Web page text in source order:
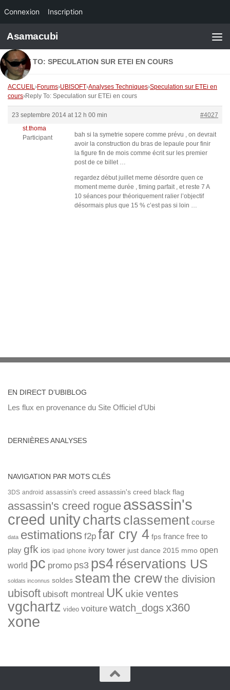
Connexion Inscription
Skip to content
Asamacubi
REPLY TO: SPECULATION SUR ETEI EN COURS
ACCUEIL›Forums›UBISOFT›Analyses Techniques›Speculation sur ETEi en
cours›Reply To: Speculation sur ETEi en cours
23 septembre 2014 at 12 h 00 min
#4027
st.thoma
Participant
bah si la symetrie sopere comme prévu , on devrait
avoir la construction du bras de lepaule pour finir
la figure fin de mois comme écrit sur les premier
post de ce billet …
regardez début juillet meme désordre quen ce
moment meme durée , timing parfait , et reste 7 A
10 séances pour théoriquement ralier l’objectif
désormais plus que 15 % c’est pas si loin …
EN DIRECT D’UBIBLOG
Les flux en provenance du Site Officiel d'Ubi
DERNIÈRES ANALYSES
NAVIGATION PAR MOTS CLÉS
3DS android assassin's creed assassin's creed black flag
assassin's creed rogue assassin's
creed unitycharts classement course
data estimations f2p far cry 4 fps france free to
play gfk ios ipad iphone ivory tower just dance 2015 mmo open
world pc promo ps3 ps4réservations US
soldats inconnus soldes steamthe crewthe division
ubisoft ubisoft montreal UK ukie ventes
vgchartz video voiture watch_dogsx360
xone